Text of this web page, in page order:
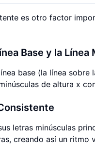
es otro factor
Base y la Línea
base (la línea
de altura x
letras minúsculas
creando así un ritmo